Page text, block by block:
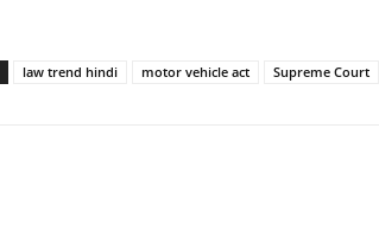
law trend hindi motor vehicle act Supreme Court